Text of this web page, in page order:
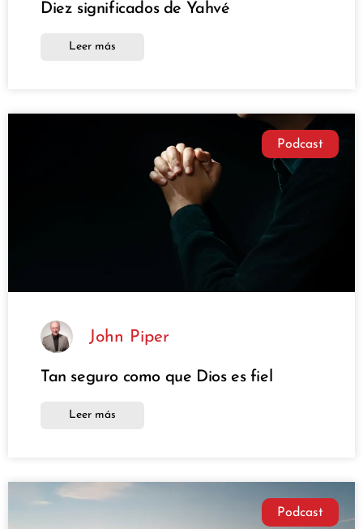
Diez significados de Yahvé
Leer más
Podcast
John Piper
Tan seguro como que Dios es fiel
Leer más
Podcast